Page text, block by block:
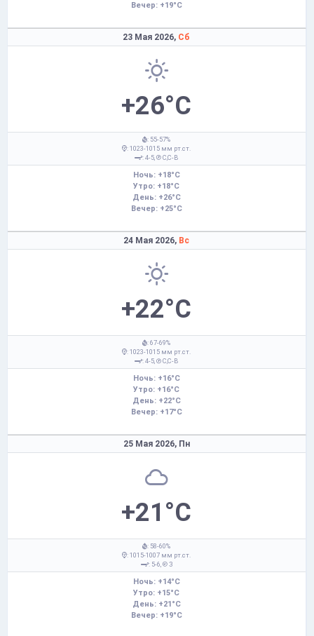
Вечер: +19°C
23 Мая 2026, Сб
+26°C
: 55-57%
: 1023-1015 мм рт.ст.
: 4-5,
С,С-В
Ночь: +18°C
Утро: +18°C
День: +26°C
Вечер: +25°C
24 Мая 2026, Вс
+22°C
: 67-69%
: 1023-1015 мм рт.ст.
: 4-5,
С,С-В
Ночь: +16°C
Утро: +16°C
День: +22°C
Вечер: +17°C
25 Мая 2026, Пн
+21°C
: 58-60%
: 1015-1007 мм рт.ст.
: 5-6,
З
Ночь: +14°C
Утро: +15°C
День: +21°C
Вечер: +19°C